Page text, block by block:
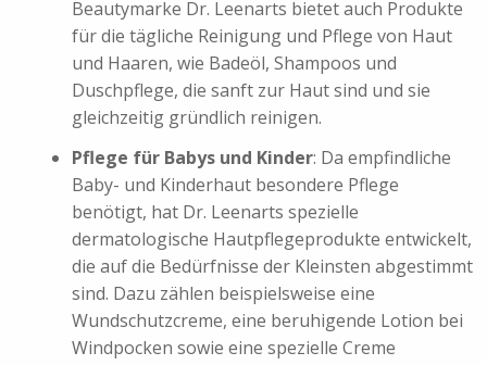
Beautymarke Dr. Leenarts bietet auch Produkte
für die tägliche Reinigung und Pflege von Haut
und Haaren, wie Badeöl, Shampoos und
Duschpflege, die sanft zur Haut sind und sie
gleichzeitig gründlich reinigen.
Pflege für Babys und Kinder: Da empfindliche
Baby- und Kinderhaut besondere Pflege
benötigt, hat Dr. Leenarts spezielle
dermatologische Hautpflegeprodukte entwickelt,
die auf die Bedürfnisse der Kleinsten abgestimmt
sind. Dazu zählen beispielsweise eine
Wundschutzcreme, eine beruhigende Lotion bei
Windpocken sowie eine spezielle Creme